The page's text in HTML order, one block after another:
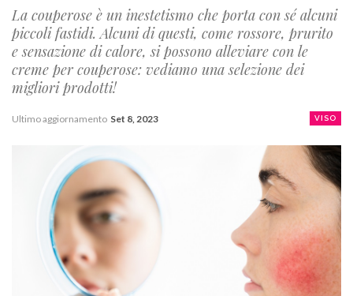
La couperose è un inestetismo che porta con sé alcuni
piccoli fastidi. Alcuni di questi, come rossore, prurito
e sensazione di calore, si possono alleviare con le
creme per couperose: vediamo una selezione dei
migliori prodotti!
VISO
Ultimo aggiornamento Set 8, 2023